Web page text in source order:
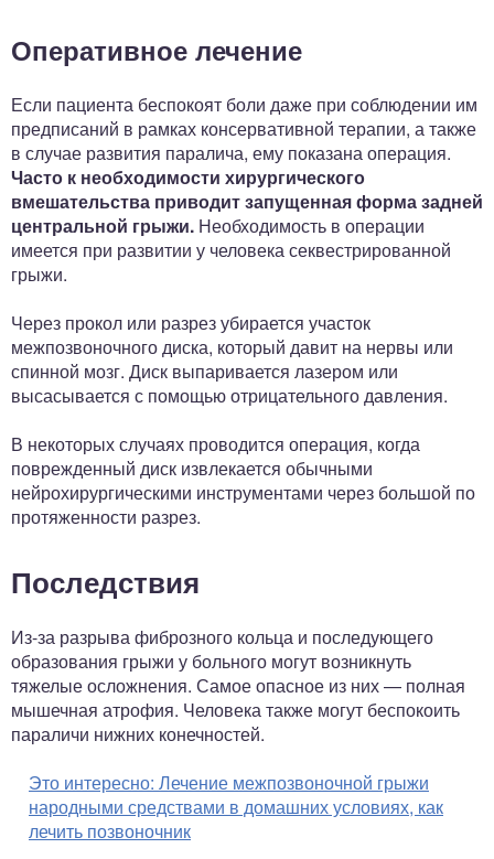
Оперативное лечение
Если пациента беспокоят боли даже при соблюдении им
предписаний в рамках консервативной терапии, а также
в случае развития паралича, ему показана операция.
Часто к необходимости хирургического
вмешательства приводит запущенная форма задней
центральной грыжи. Необходимость в операции
имеется при развитии у человека секвестрированной
грыжи.
Через прокол или разрез убирается участок
межпозвоночного диска, который давит на нервы или
спинной мозг. Диск выпаривается лазером или
высасывается с помощью отрицательного давления.
В некоторых случаях проводится операция, когда
поврежденный диск извлекается обычными
нейрохирургическими инструментами через большой по
протяженности разрез.
Последствия
Из-за разрыва фиброзного кольца и последующего
образования грыжи у больного могут возникнуть
тяжелые осложнения. Самое опасное из них — полная
мышечная атрофия. Человека также могут беспокоить
параличи нижних конечностей.
Это интересно: Лечение межпозвоночной грыжи
народными средствами в домашних условиях, как
лечить позвоночник